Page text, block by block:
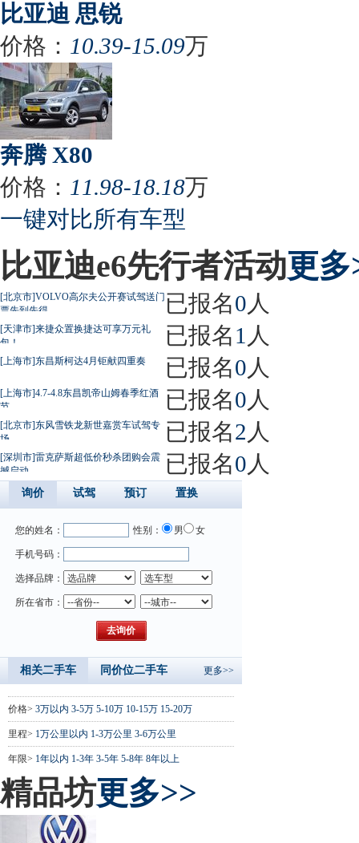
比亚迪 思锐
价格： 10.39-15.09万
奔腾 X80
价格： 11.98-18.18万
一键对比所有车型
比亚迪e6先行者活动更多
[北京市]VOLVO高尔夫公开赛试驾送门
票先到先得
已报名0 人
[天津市]来捷众置换捷达可享万元礼
包！
已报名1 人
[上海市]东昌斯柯达4月钜献四重奏 已报名0 人
[上海市]4.7-4.8东昌凯帝山姆春季红酒
节
已报名0 人
[北京市]东风雪铁龙新世嘉赏车试驾专
场
已报名2 人
[深圳市]雷克萨斯超低价秒杀团购会震
撼启动
已报名0 人
询价 试驾 预订 置换
您的姓名： 性别： 男 女
手机号码：
选择品牌：
所在省市：
相关二手车 同价位二手车 更多>>
价格> 3万以内 3-5万 5-10万 10-15万 15-20万
里程> 1万公里以内 1-3万公里 3-6万公里
年限> 1年以内 1-3年 3-5年 5-8年 8年以上
精品坊更多>>